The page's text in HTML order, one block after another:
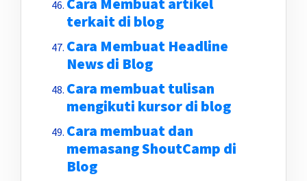
Cara Membuat artikel
terkait di blog
Cara Membuat Headline
News di Blog
Cara membuat tulisan
mengikuti kursor di blog
Cara membuat dan
memasang ShoutCamp di
Blog